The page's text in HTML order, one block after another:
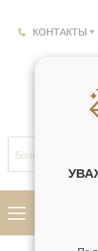
КОНТАКТЫ